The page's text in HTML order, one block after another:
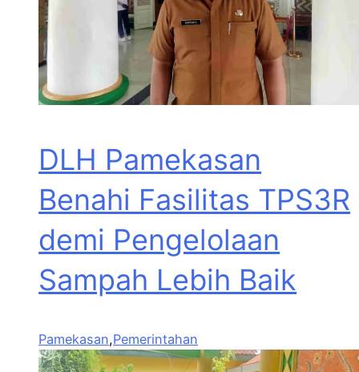
DLH Pamekasan
Benahi Fasilitas TPS3R
demi Pengelolaan
Sampah Lebih Baik
Pamekasan,Pemerintahan